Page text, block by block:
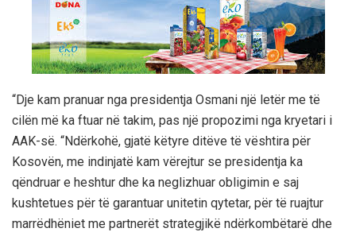
“Dje kam pranuar nga presidentja Osmani një letër me të
cilën më ka ftuar në takim, pas një propozimi nga kryetari i
AAK-së. “Ndërkohë, gjatë këtyre ditëve të vështira për
Kosovën, me indinjatë kam vërejtur se presidentja ka
qëndruar e heshtur dhe ka neglizhuar obligimin e saj
kushtetues për të garantuar unitetin qytetar, për të ruajtur
marrëdhëniet me partnerët strategjikë ndërkombëtarë dhe